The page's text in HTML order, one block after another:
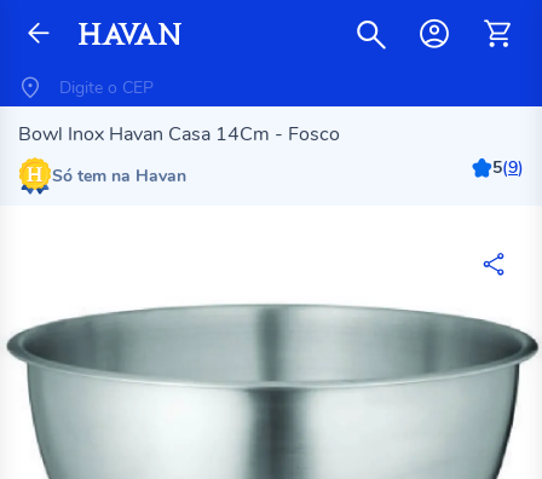
Bowl Inox Havan Casa 14Cm - Fosco
Só tem na Havan 5(9)